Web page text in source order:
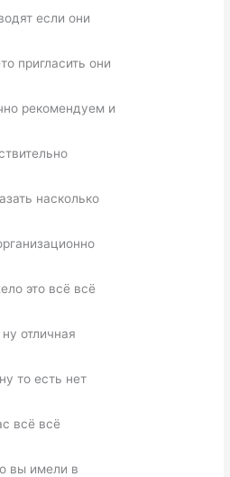
если они
пригласить они
рекомендуем и
насколько
это всё всё
отличная
то есть нет
всё всё
вы имели в